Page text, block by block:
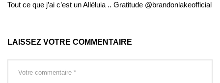
Tout ce que j’ai c’est un Alléluia .. Gratitude @brandonlakeofficial
LAISSEZ VOTRE COMMENTAIRE